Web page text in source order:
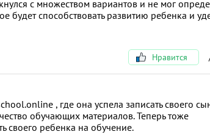
с множеством вариантов и не мог
способствовать развитию ребенка и
Нравится
, где она успела записать своего
обучающих материалов. Теперь тоже
своего ребенка на обучение.